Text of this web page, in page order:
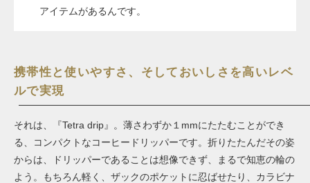
アイテムがあるんです。
携帯性と使いやすさ、そしておいしさを高いレベ
ルで実現
それは、『Tetra drip』。薄さわずか１mmにたたむことができ
る、コンパクトなコーヒードリッパーです。折りたたんだその姿
からは、ドリッパーであることは想像できず、まるで知恵の輪の
よう。もちろん軽く、ザックのポケットに忍ばせたり、カラビナ